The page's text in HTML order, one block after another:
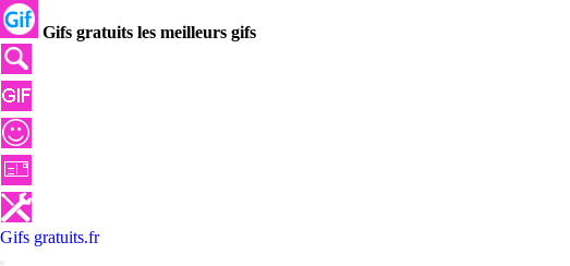
Gifs gratuits les meilleurs gifs
Gifs gratuits.fr